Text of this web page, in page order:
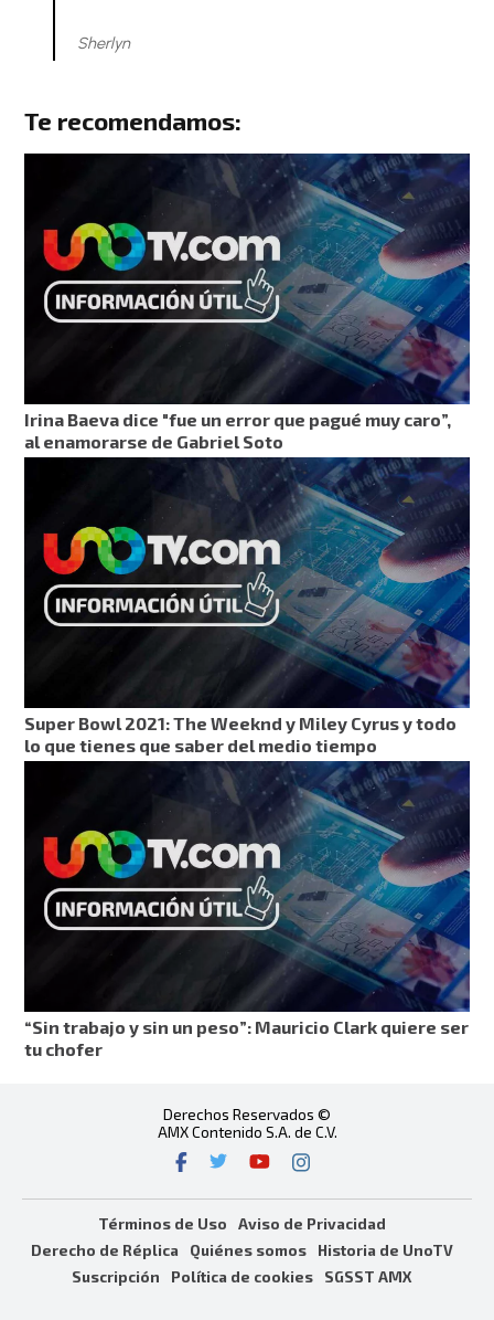
Sherlyn
Te recomendamos:
Irina Baeva dice "fue un error que pagué muy caro”,
al enamorarse de Gabriel Soto
Super Bowl 2021: The Weeknd y Miley Cyrus y todo
lo que tienes que saber del medio tiempo
“Sin trabajo y sin un peso”: Mauricio Clark quiere ser
tu chofer
Derechos Reservados ©
AMX Contenido S.A. de C.V.
Términos de Uso
Aviso de Privacidad
Derecho de Réplica
Quiénes somos
Historia de UnoTV
Suscripción
Política de cookies SGSST AMX